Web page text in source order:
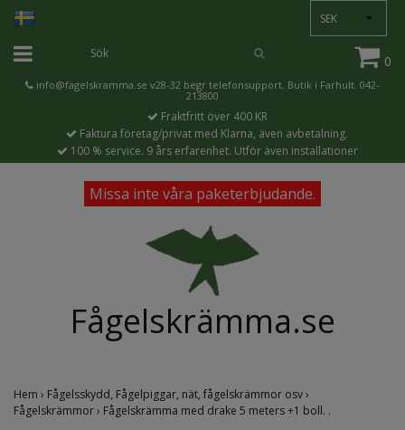
SEK
0
info@fagelskramma.se v28-32 begr telefonsupport. Butik i Farhult. 042-
213800
Fraktfritt över 400 KR
Faktura företag/privat med Klarna, även avbetalning.
100 % service. 9 års erfarenhet. Utför även installationer
Missa inte våra paketerbjudande.
Fågelskrämma.se
Hem › Fågelsskydd, Fågelpiggar, nät, fågelskrämmor osv›
Fågelskrämmor› Fågelskrämma med drake 5 meters +1 boll. .